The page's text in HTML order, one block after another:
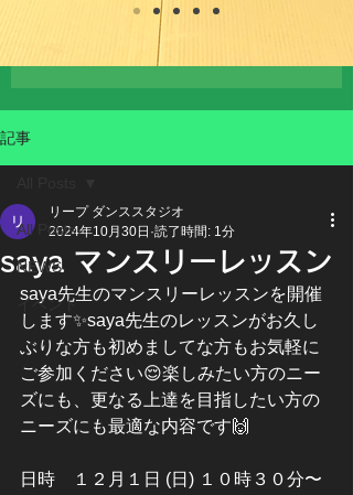
記事
All Posts
NEWS
イベント
saya マンスリーレッスン
リープ ダンススタジオ
2024年10月30日 読了時間: 1分
saya先生のマンスリーレッスンを開催
します✨saya先生のレッスンがお久し
ぶりな方も初めましてな方もお気軽に
ご参加ください😌楽しみたい方のニー
ズにも、更なる上達を目指したい方の
ニーズにも最適な内容です🙌
日時　１２月１日 (日) １０時３０分〜